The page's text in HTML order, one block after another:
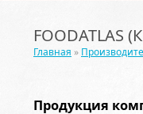
FOODATLAS
Главная »
Продукция